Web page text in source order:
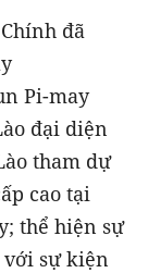
đã
Pi-may
đại diện
tham dự
cao tại
thể hiện sự
với sự kiện